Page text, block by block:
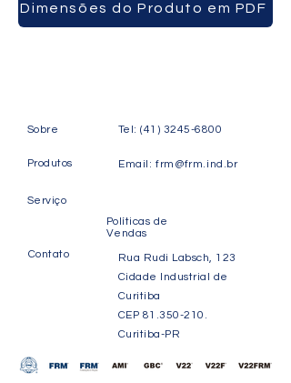
Dimensões do Produto em PDF
Sobre Tel:(41) 3245-6800
Produtos Email:frm@frm.ind.br
Serviço
Políticas de
Vendas
Contato
Rua Rudi Labsch, 123
Cidade Industrial de
Curitiba
CEP 81.350-210 .
Curitiba-PR